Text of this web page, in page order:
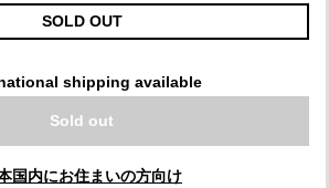
SOLD OUT
shipping available
Sold out
国内にお住まいの方向け